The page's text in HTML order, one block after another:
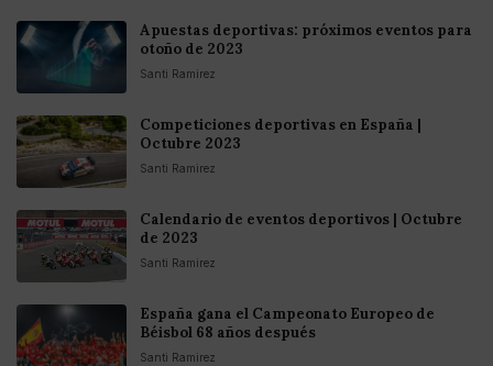
Apuestas deportivas: próximos eventos para
otoño de 2023
Santi Ramirez
Competiciones deportivas en España |
Octubre 2023
Santi Ramirez
Calendario de eventos deportivos | Octubre
de 2023
Santi Ramirez
España gana el Campeonato Europeo de
Béisbol 68 años después
Santi Ramirez